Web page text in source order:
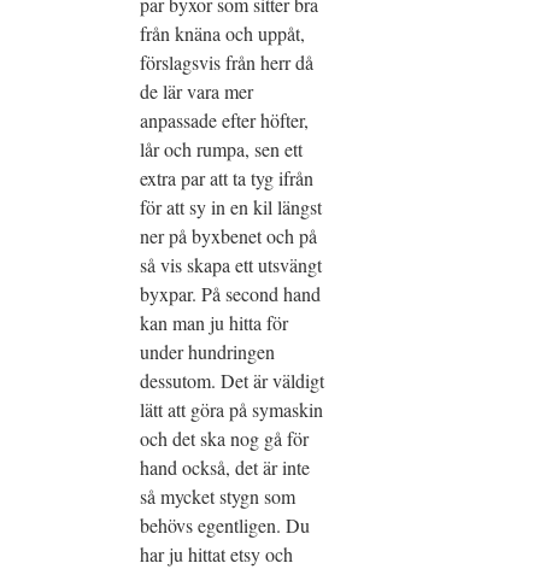
från knäna och uppåt,
förslagsvis från herr då
de lär vara mer
anpassade efter höfter,
lår och rumpa, sen ett
extra par att ta tyg ifrån
för att sy in en kil längst
ner på byxbenet och på
så vis skapa ett utsvängt
byxpar. På second hand
kan man ju hitta för
under hundringen
dessutom. Det är väldigt
lätt att göra på symaskin
och det ska nog gå för
hand också, det är inte
så mycket stygn som
behövs egentligen. Du
har ju hittat etsy och